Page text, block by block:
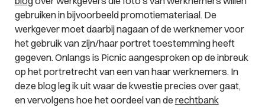
gebruiken in bijvoorbeeld promotiemateriaal. De
werkgever moet daarbij nagaan of de werknemer voor
het gebruik van zijn/haar portret toestemming heeft
gegeven. Onlangs is Picnic aangesproken op de inbreuk
op het portretrecht van een van haar werknemers. In
deze blog leg ik uit waar de kwestie precies over gaat,
en vervolgens hoe het oordeel van de rechtbank